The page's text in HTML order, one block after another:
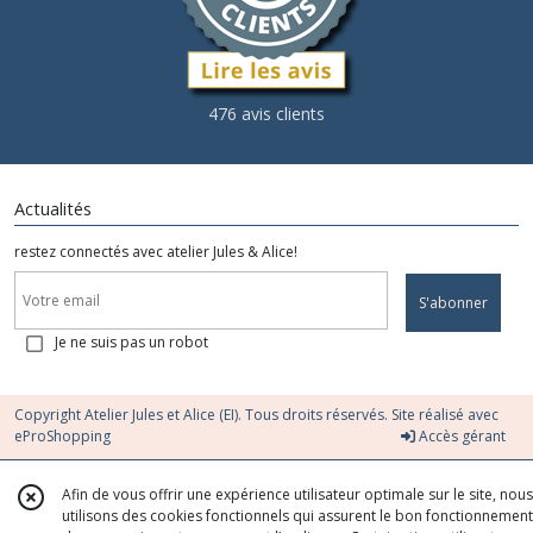
476 avis clients
Actualités
restez connectés avec atelier Jules & Alice!
S'abonner
Je ne suis pas un robot
Copyright Atelier Jules et Alice (EI). Tous droits réservés. Site réalisé avec
eProShopping
Accès gérant
Afin de vous offrir une expérience utilisateur optimale sur le site, nous
utilisons des cookies fonctionnels qui assurent le bon fonctionnement